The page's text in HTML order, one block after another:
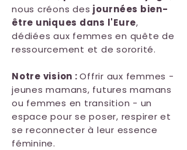
nous créons des journées bien-
être uniques dans l'Eure,
dédiées aux femmes en quête de
ressourcement et de sororité.
Notre vision :Offrir aux femmes -
jeunes mamans, futures mamans
ou femmes en transition - un
espace pour se poser, respirer et
se reconnecter à leur essence
féminine.